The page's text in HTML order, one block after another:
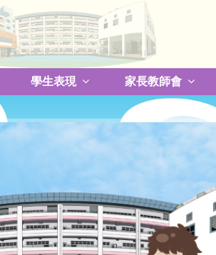
學生表現 家長教師會